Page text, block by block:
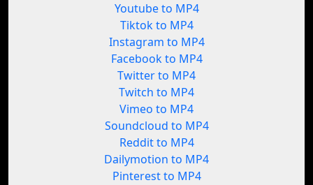
Youtube to MP4
Tiktok to MP4
Instagram to MP4
Facebook to MP4
Twitter to MP4
Twitch to MP4
Vimeo to MP4
Soundcloud to MP4
Reddit to MP4
Dailymotion to MP4
Pinterest to MP4